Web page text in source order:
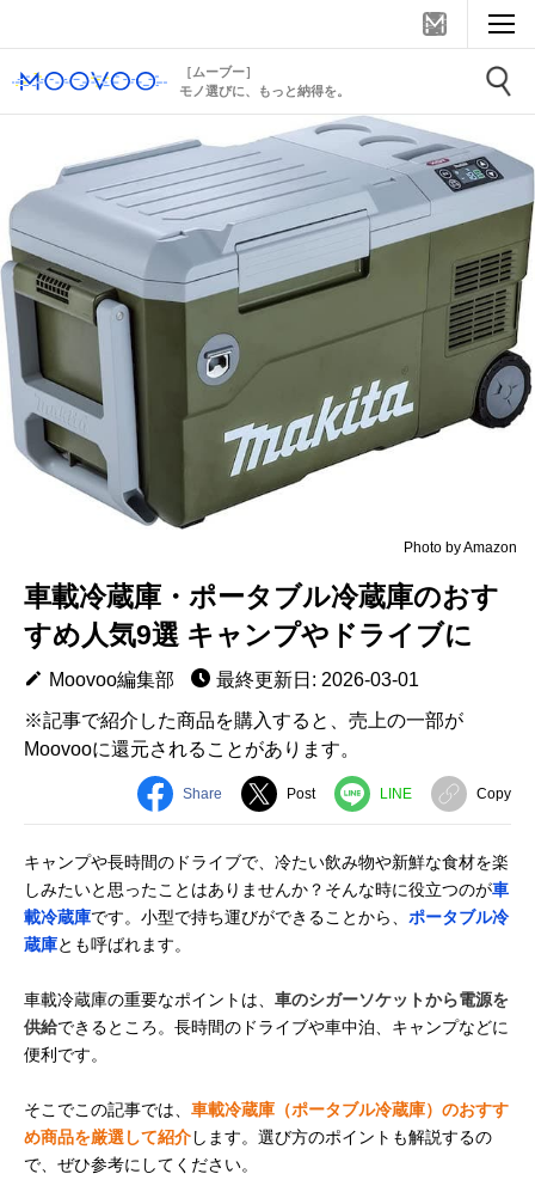
［ムーブー］
モノ選びに、もっと納得を。
Photo by Amazon
車載冷蔵庫・ポータブル冷蔵庫のおす
すめ人気9選 キャンプやドライブに
Moovoo編集部
最終更新日: 2026-03-01
※記事で紹介した商品を購入すると、売上の一部が
Moovooに還元されることがあります。
Share Post LINE Copy
キャンプや長時間のドライブで、冷たい飲み物や新鮮な食材を楽
しみたいと思ったことはありませんか？そんな時に役立つのが車
載冷蔵庫です。小型で持ち運びができることから、 ポータブル冷
蔵庫とも呼ばれます。
車載冷蔵庫の重要なポイントは、 車のシガーソケットから電源を
供給できるところ。長時間のドライブや車中泊、キャンプなどに
便利です。
そこでこの記事では、 車載冷蔵庫（ポータブル冷蔵庫）のおすす
め商品を厳選して紹介します。選び方のポイントも解説するの
で、ぜひ参考にしてください。